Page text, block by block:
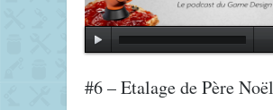
#6 – Etalage de Père Noël